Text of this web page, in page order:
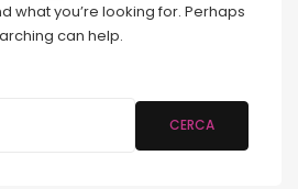
what you’re looking for. Perhaps
can help.
CERCA